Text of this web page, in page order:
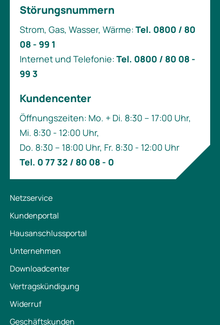
Störungsnummern
Strom, Gas, Wasser, Wärme: Tel. 0800 / 80
08 - 99 1
Internet und Telefonie: Tel. 0800 / 80 08 -
99 3
Kundencenter
Öffnungszeiten: Mo. + Di. 8:30 – 17:00 Uhr,
Mi. 8:30 - 12:00 Uhr,
Do. 8:30 – 18:00 Uhr, Fr. 8:30 - 12:00 Uhr
Tel. 0 77 32 / 80 08 - 0
Netzservice
Kundenportal
Hausanschlussportal
Unternehmen
Downloadcenter
Vertragskündigung
Widerruf
Geschäftskunden